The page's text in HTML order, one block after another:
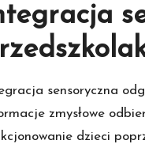
sensoryczna
zmysłowe
dzieci